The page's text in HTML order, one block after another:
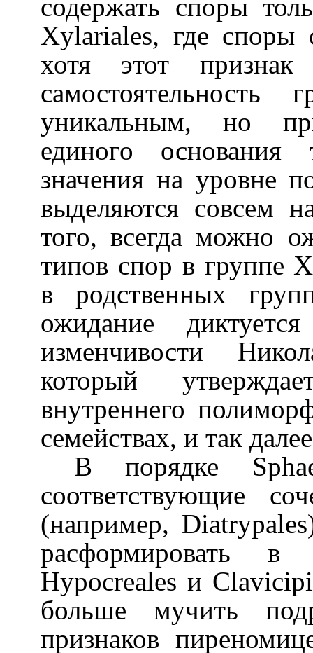
содержать споры
Xylariales, где споры
хотя этот признак
уникальным, но
единого
значения на уровне
выделяются совсем
того, всегда можно
типов спор в группе
в родственных
ожидание
изменчивости
который
внутреннего
семействах, и так
В порядке
соответствующие
(например, Diatrypales
расформировать в
Hypocreales и
больше мучить
признаков